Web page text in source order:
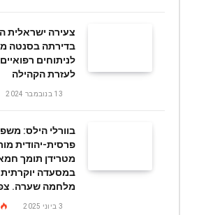
צעירה ישראלית
בדירתה בסנטה
לניתוחים
לעזרת הקהילה
13 בנובמבר 2024
בוורלי הילס:
פרסית-יהודית
מטרידן תומך
במסעדה
מלחמה שערה.
3 ביוני 2025